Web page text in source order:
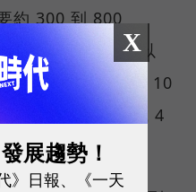
約 300 到 800
因此多數方案會以
一張卡約需新台幣 10
，就得配置 2 張或 4
X
展趨勢！
》日報、《一天